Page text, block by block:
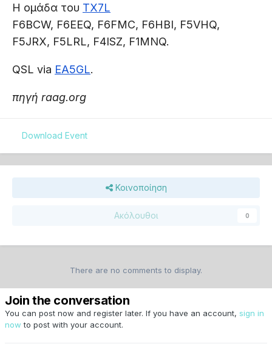
Η ομάδα του TX7L
F6BCW, F6EEQ, F6FMC, F6HBI, F5VHQ,
F5JRX, F5LRL, F4ISZ, F1MNQ.
QSL via EA5GL.
πηγή raag.org
Download Event
Κοινοποίηση
Ακόλουθοι 0
There are no comments to display.
Join the conversation
You can post now and register later. If you have an account, sign in
now to post with your account.